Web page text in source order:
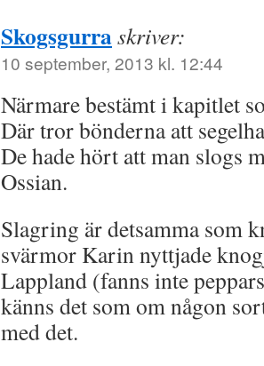
Skogsgurraskriver:
10 september, 2013 kl. 12:44
Närmare bestämt i kapitlet
Där tror bönderna att
De hade hört att man slogs
Ossian.
Slagring är detsamma som
svärmor Karin nyttjade
Lappland (fanns inte
känns det som om någon
med det.